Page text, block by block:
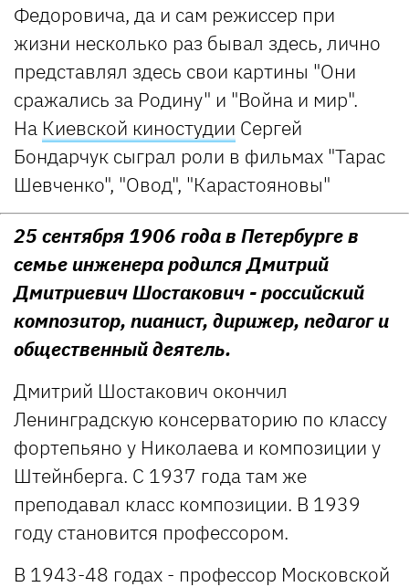
Федоровича, да и сам режиссер при
жизни несколько раз бывал здесь, лично
представлял здесь свои картины "Они
сражались за Родину" и "Война и мир".
На Киевской киностудии Сергей
Бондарчук сыграл роли в фильмах "Тарас
Шевченко", "Овод", "Карастояновы"
25 сентября 1906 года в Петербурге в
семье инженера родился Дмитрий
Дмитриевич Шостакович - российский
композитор, пианист, дирижер, педагог и
общественный деятель.
Дмитрий Шостакович окончил
Ленинградскую консерваторию по классу
фортепьяно у Николаева и композиции у
Штейнберга. С 1937 года там же
преподавал класс композиции. В 1939
году становится профессором.
В 1943-48 годах - профессор Московской